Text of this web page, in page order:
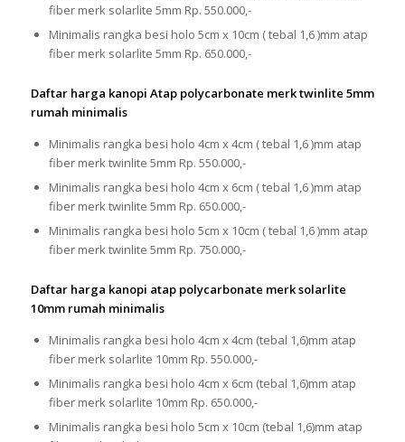
fiber merk solarlite 5mm Rp. 550.000,-
Minimalis rangka besi holo 5cm x 10cm ( tebal 1,6 )mm atap
fiber merk solarlite 5mm Rp. 650.000,-
Daftar harga kanopi Atap polycarbonate merk twinlite 5mm
rumah minimalis
Minimalis rangka besi holo 4cm x 4cm ( tebal 1,6 )mm atap
fiber merk twinlite 5mm Rp. 550.000,-
Minimalis rangka besi holo 4cm x 6cm ( tebal 1,6 )mm atap
fiber merk twinlite 5mm Rp. 650.000,-
Minimalis rangka besi holo 5cm x 10cm ( tebal 1,6 )mm atap
fiber merk twinlite 5mm Rp. 750.000,-
Daftar harga kanopi atap polycarbonate merk solarlite
10mm rumah minimalis
Minimalis rangka besi holo 4cm x 4cm (tebal 1,6)mm atap
fiber merk solarlite 10mm Rp. 550.000,-
Minimalis rangka besi holo 4cm x 6cm (tebal 1,6)mm atap
fiber merk solarlite 10mm Rp. 650.000,-
Minimalis rangka besi holo 5cm x 10cm (tebal 1,6)mm atap